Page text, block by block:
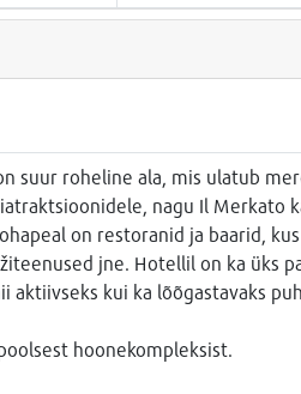
suur roheline ala, mis ulatub
nagu Il Merkato
on restoranid ja baarid,
jne. Hotellil on ka üks
aktiivseks kui ka lõõgastavaks
hoonekompleksist.